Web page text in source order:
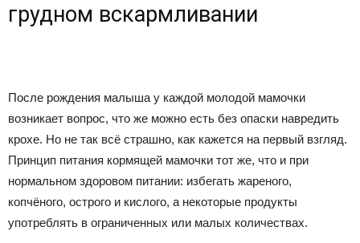
грудном вскармливании
После рождения малыша у каждой молодой мамочки
возникает вопрос, что же можно есть без опаски навредить
крохе. Но не так всё страшно, как кажется на первый взгляд.
Принцип питания кормящей мамочки тот же, что и при
нормальном здоровом питании: избегать жареного,
копчёного, острого и кислого, а некоторые продукты
употреблять в ограниченных или малых количествах.